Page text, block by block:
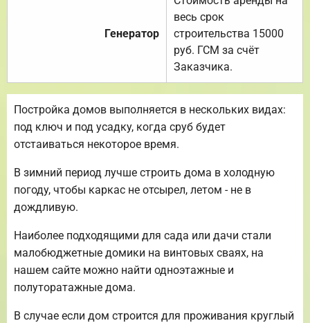
Генератор
весь срок
строительства 15000
руб. ГСМ за счёт
Заказчика.
Постройка домов выполняется в нескольких видах:
под ключ и под усадку, когда сруб будет
отстаиваться некоторое время.
В зимний период лучше строить дома в холодную
погоду, чтобы каркас не отсырел, летом - не в
дождливую.
Наиболее подходящими для сада или дачи стали
малобюджетные домики на винтовых сваях, на
нашем сайте можно найти одноэтажные и
полуторатажные дома.
В случае если дом строится для проживания круглый